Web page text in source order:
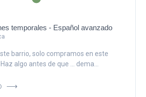
temporales - Español avanzado
barrio, solo compramos en este
algo antes de que ... dema...